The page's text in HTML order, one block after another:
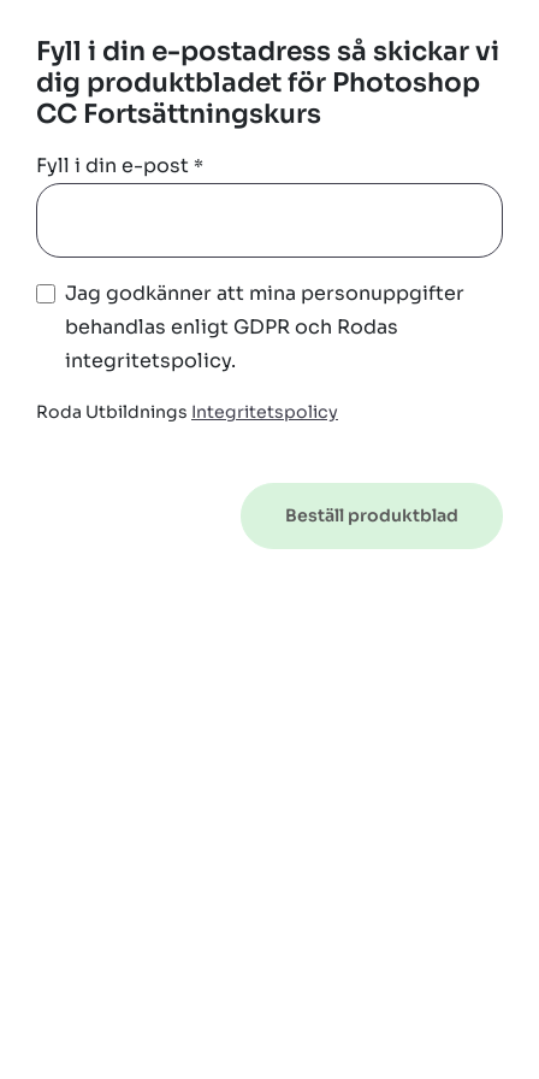
Fyll i din e-postadress så skickar vi
dig produktbladet för Photoshop
CC Fortsättningskurs
Fyll i din e-post *
Jag godkänner att mina personuppgifter
behandlas enligt GDPR och Rodas
integritetspolicy.
Roda Utbildnings Integritetspolicy